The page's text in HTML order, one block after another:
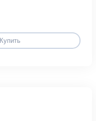
Купить